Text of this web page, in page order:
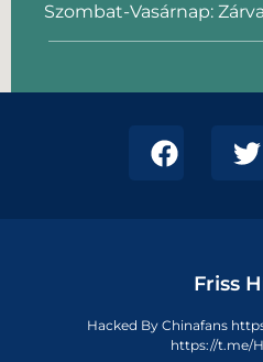
Szombat-Vasárnap: Zárva
Friss
Hacked By Chinafans
https://t.me/